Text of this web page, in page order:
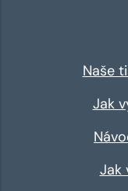
Naše
Jak
Jak